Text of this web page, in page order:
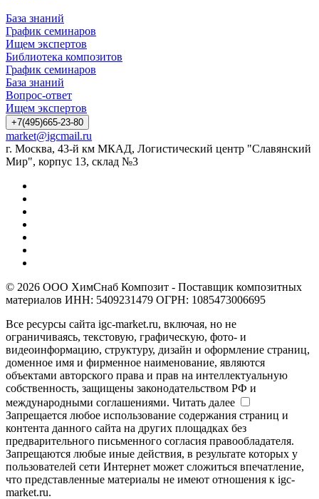
База знаний
График семинаров
Ищем экспертов
Библиотека композитов
График семинаров
База знаний
Вопрос-ответ
Ищем экспертов
+7(495)665-23-80
market@igcmail.ru
г. Москва, 43-й км МКАД, Логистический центр "Славянский
Мир", корпус 13, склад №3
© 2026 ООО ХимСнаб Композит - Поставщик композитных
материалов ИНН: 5409231479 ОГРН: 1085473006695
Все ресурсы сайта igc-market.ru, включая, но не
ограничиваясь, текстовую, графическую, фото- и
видеоинформацию, структуру, дизайн и оформление страниц,
доменное имя и фирменное наименование, являются
объектами авторского права и прав на интеллектуальную
собственность, защищены законодательством РФ и
международными соглашениями. Читать далее
Запрещается любое использование содержания страниц и
контента данного сайта на других площадках без
предварительного письменного согласия правообладателя.
Запрещаются любые иные действия, в результате которых у
пользователей сети Интернет может сложиться впечатление,
что представленные материалы не имеют отношения к igc-
market.ru.